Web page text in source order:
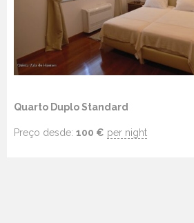
Quarto Duplo Standard
Preço desde: 100 € per night